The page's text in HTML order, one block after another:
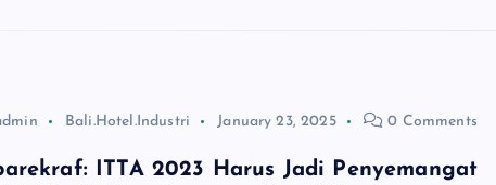
Bali.Hotel.Industri January 23, 2025 0 Comments
ITTA 2023 Harus Jadi Penyemangat